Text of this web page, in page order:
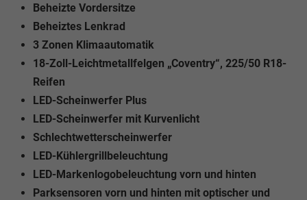
Beheizte Vordersitze
Beheiztes Lenkrad
3 Zonen Klimaautomatik
18-Zoll-Leichtmetallfelgen „Coventry“, 225/50 R18-
Reifen
LED-Scheinwerfer Plus
LED-Scheinwerfer mit Kurvenlicht
Schlechtwetterscheinwerfer
LED-Kühlergrillbeleuchtung
LED-Markenlogobeleuchtung vorn und hinten
Parksensoren vorn und hinten mit optischer und